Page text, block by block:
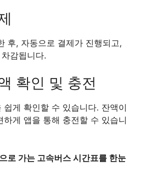
후, 자동으로 결제가 진행되고,
감됩니다.
확인 및 충전
쉽게 확인할 수 있습니다. 잔액이
하게 앱을 통해 충전할 수 있습니
로 가는 고속버스 시간표를 한눈